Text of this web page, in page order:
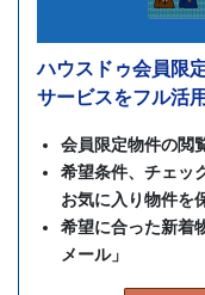
ハウスドゥ会員限
サービスをフル活
会員限定物件の閲
希望条件、チェッ
お気に入り物件を
希望に合った新着
メール」